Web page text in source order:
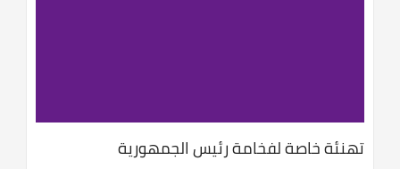
تهنئة خاصة لفخامة رئيس الجمهورية